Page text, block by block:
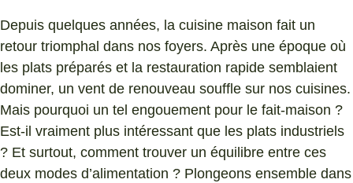
Depuis quelques années, la cuisine maison fait un
retour triomphal dans nos foyers. Après une époque où
les plats préparés et la restauration rapide semblaient
dominer, un vent de renouveau souffle sur nos cuisines.
Mais pourquoi un tel engouement pour le fait-maison ?
Est-il vraiment plus intéressant que les plats industriels
? Et surtout, comment trouver un équilibre entre ces
deux modes d’alimentation ? Plongeons ensemble dans